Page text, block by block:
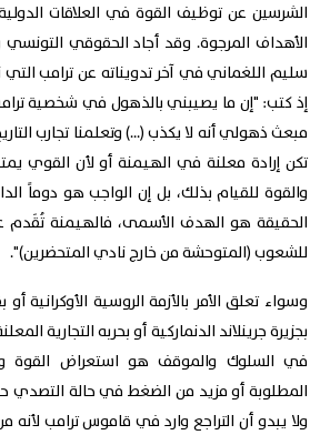
الشرسين عن توظيف القوة في العلاقات
الأهداف المرجوة. وقد أجاد الحقوقي التونسي
سليم اللغماني في آخر تدويناته عن ترامب
إذ كتب: "إن ما يصيبني بالذهول في شخصية
مبعث ذهولي أنه لا يكذب (...) وتعلمنا تجارب
تكن إرادة معلنة في الهيمنة أو لأن القوي
والقوة للقيام بذلك، بل إن الواجب هو دوماً
الحقيقة هو الهدف الأسمى، فالهيمنة
للشعوب (المتوحشة من خارج نادي المتحضرين)".
وسواء تعلق الأمر بالأزمة الروسية الأوكرانية أو
بجزيرة جرينلاند الدنماركية أو بحربه التجارية
في السلوك والموقف هو استعراض القوة
المطلوبة أو مزيد من الضغط في حالة التصدي
ولا يبدو أن التراجع وارد في قاموس ترامب لأنه